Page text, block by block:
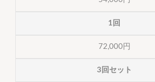
1回
72,000円
3回セット